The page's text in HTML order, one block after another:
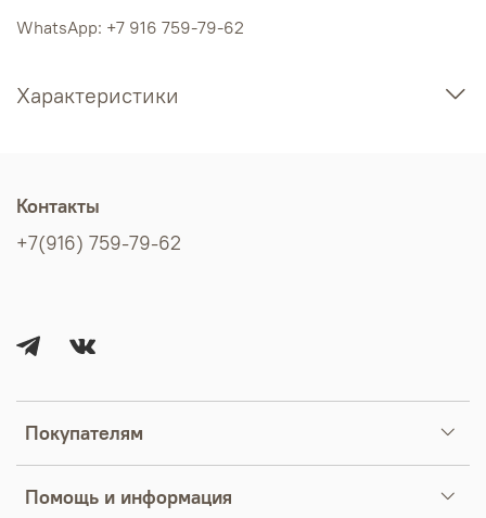
WhatsApp: +7 916 759-79-62
Характеристики
Покупателям
Помощь и информация
Контакты
+7(916) 759-79-62